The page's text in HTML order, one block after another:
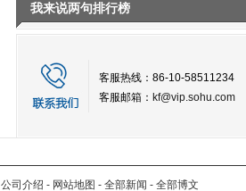
我来说两句排行榜
客服热线：86-10-58511234
客服邮箱： kf@vip.sohu.com
公司介绍 - 网站地图 - 全部新闻 - 全部博文